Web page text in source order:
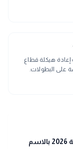
هيكلة قطاع
على البطولات.
أعرف درجاتك عندنا.. نتيجة الدبلومات الفنية 2026 بالاسم